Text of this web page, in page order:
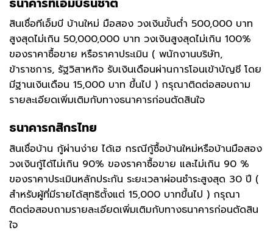
สินเชื่อทีเอ็มบี บ้านใหม่ มือสอง วงเงินขั้นต่ำ 500,000 บาท
สูงสุดไม่เกิน 50,000,000 บาท วงเงินสูงสุดไม่เกิน 100%
ของราคาซื้อขาย หรือราคาประเมิน ( พนักงานบริษัท,
ข้าราชการ, รัฐวิสาหกิจ รับเงินเดือนผ่านการโอนเข้าบัญชี โดย
มีฐานเงินเดือน 15,000 บาท ขึ้นไป ) กรุณาติดต่อสอบถาม
รายละเอียดเพิ่มเติมกับทางธนาคารก่อนตัดสินใจ
ธนาคารกสิกรไทย
สินเชื่อบ้าน กู้ผ่านง่าย ได้เฮ กรณีกู้ซื้อบ้านใหม่หรือบ้านมือสอง
วงเงินกู้ได้ไม่เกิน 90% ของราคาซื้อขาย และไม่เกิน 90 %
ของราคาประเมินหลักประกัน ระยะเวลาผ่อนชำระสูงสุด 30 ปี (
สำหรับผู้ที่มีรายได้สุทธิตั้งแต่ 15,000 บาทขึ้นไป ) กรุณา
ติดต่อสอบถามรายละเอียดเพิ่มเติมกับทางธนาคารก่อนตัดสิน
ใจ